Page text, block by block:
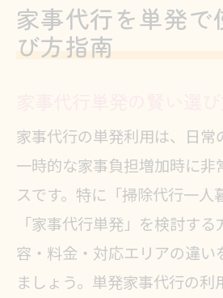
家事代行を単発で
び方指南
家事代行の単発利用は、日常
一時的な家事負担増加時に非
スです。特に「掃除代行一人
「家事代行単発」を検討す
容・料金・対応エリアの違い
ましょう。単発家事代行の利